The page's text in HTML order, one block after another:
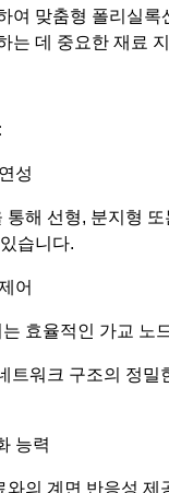
여 맞춤형 폴리실록
는 데 중요한 재료
성
통해 선형, 분지형
습니다.
어
효율적인 가교 노
트워크 구조의 정밀
능력
와의 계면 반응성 제